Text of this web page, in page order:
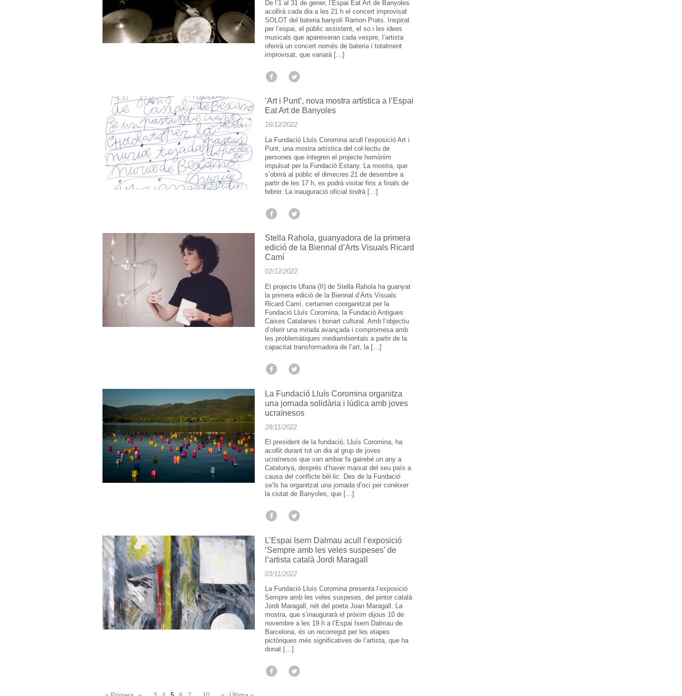
De l’1 al 31 de gener, l’Espai Eat Art de Banyoles
acollirà cada dia a les 21 h el concert improvisat
SOLOT del bateria banyolí Ramon Prats. Inspirat
per l’espai, el públic assistent, el so i les idees
musicals que apareixeran cada vespre, l’artista
oferirà un concert només de bateria i totalment
improvisat, que variarà […]
‘Art i Punt’, nova mostra artística a l’Espai
Eat Art de Banyoles
16/12/2022
La Fundació Lluís Coromina acull l’exposició Art i
Punt, una mostra artística del col·lectiu de
persones que integren el projecte homònim
impulsat per la Fundació Estany. La mostra, que
s’obrirà al públic el dimecres 21 de desembre a
partir de les 17 h, es podrà visitar fins a finals de
febrer. La inauguració oficial tindrà […]
Stella Rahola, guanyadora de la primera
edició de la Biennal d’Arts Visuals Ricard
Camí
02/12/2022
El projecte Ufana (II) de Stella Rahola ha guanyat
la primera edició de la Biennal d’Arts Visuals
Ricard Camí, certamen coorganitzat per la
Fundació Lluís Coromina, la Fundació Antigues
Caixes Catalanes i bonart cultural. Amb l’objectiu
d’oferir una mirada avançada i compromesa amb
les problemàtiques mediambientals a partir de la
capacitat transformadora de l’art, la […]
La Fundació Lluís Coromina organitza
una jornada solidària i lúdica amb joves
ucraïnesos
28/11/2022
El president de la fundació, Lluís Coromina, ha
acollit durant tot un dia al grup de joves
ucraïnesos que van arribar fa gairebé un any a
Catalunya, després d’haver marxat del seu país a
causa del conflicte bèl·lic. Des de la Fundació
se’ls ha organitzat una jornada d’oci per conèixer
la ciutat de Banyoles, que […]
L’Espai Isern Dalmau acull l’exposició
‘Sempre amb les veles suspeses’ de
l’artista català Jordi Maragall
03/11/2022
La Fundació Lluís Coromina presenta l’exposició
Sempre amb les veles suspeses, del pintor català
Jordi Maragall, nét del poeta Joan Maragall. La
mostra, que s’inaugurarà el pròxim dijous 10 de
novembre a les 19 h a l’Espai Isern Dalmau de
Barcelona, és un recorregut per les etapes
pictòriques més significatives de l’artista, que ha
donat […]